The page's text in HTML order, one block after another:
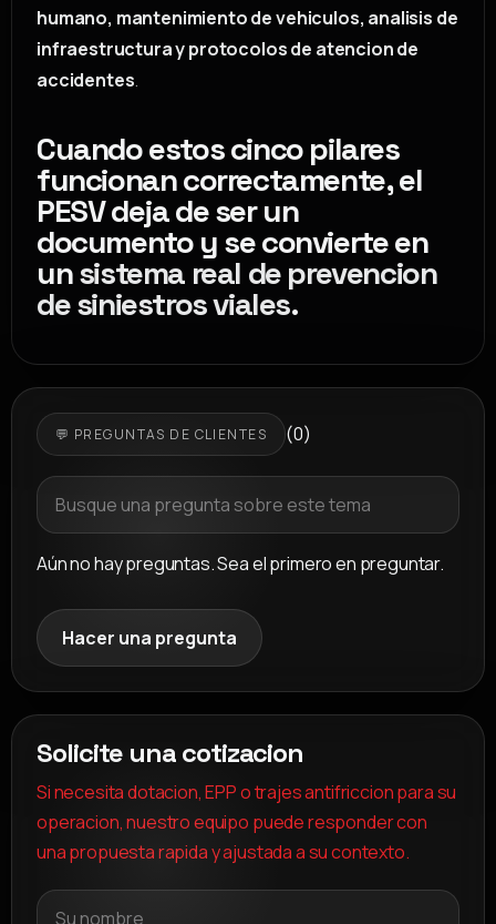
humano, mantenimiento de vehiculos, analisis de
infraestructura y protocolos de atencion de
accidentes.
Cuando estos cinco pilares
funcionan correctamente, el
PESV deja de ser un
documento y se convierte en
unsistema real de prevencion
de siniestros viales.
💬 PREGUNTAS DE CLIENTES (0)
Aún no hay preguntas. Sea el primero en preguntar.
Hacer una pregunta
Solicite una cotizacion
Si necesita dotacion, EPP o trajes antifriccion para su
operacion, nuestro equipo puede responder con
una propuesta rapida y ajustada a su contexto.